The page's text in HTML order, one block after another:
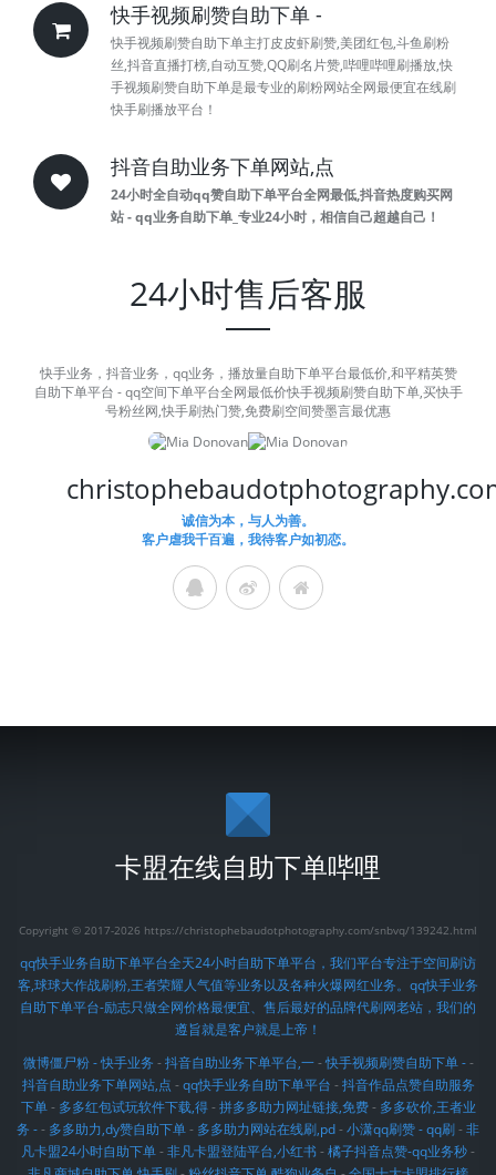
快手视频刷赞自助下单 -
快手视频刷赞自助下单主打皮皮虾刷赞,美团红包,斗鱼刷粉
丝,抖音直播打榜,自动互赞,QQ刷名片赞,哔哩哔哩刷播放,快
手视频刷赞自助下单是最专业的刷粉网站全网最便宜在线刷
快手刷播放平台！
抖音自助业务下单网站,点
24小时全自动qq赞自助下单平台全网最低,抖音热度购买网
站 - qq业务自助下单_专业24小时，相信自己超越自己！
24小时售后客服
快手业务，抖音业务，qq业务，播放量自助下单平台最低价,和平精英赞
自助下单平台 - qq空间下单平台全网最低价快手视频刷赞自助下单,买快手
号粉丝网,快手刷热门赞,免费刷空间赞墨言最优惠
诚信为本，与人为善。
客户虐我千百遍，我待客户如初恋。
卡盟在线自助下单哔哩
Copyright © 2017-2026 https://christophebaudotphotography.com/snbvq/139242.html
qq快手业务自助下单平台全天24小时自助下单平台，我们平台专注于空间刷访
客,球球大作战刷粉,王者荣耀人气值等业务以及各种火爆网红业务。qq快手业务
自助下单平台-励志只做全网价格最便宜、售后最好的品牌代刷网老站，我们的
遵旨就是客户就是上帝！
微博僵尸粉 - 快手业务 -抖音自助业务下单平台,一-快手视频刷赞自助下单 --
抖音自助业务下单网站,点 -qq快手业务自助下单平台 -抖音作品点赞自助服务
下单- 多多红包试玩软件下载,得-拼多多助力网址链接,免费- 多多砍价,王者业
务 -- 多多助力,dy赞自助下单- 多多助力网站在线刷,pd-小潇qq刷赞 - qq刷-非
凡卡盟24小时自助下单-非凡卡盟登陆平台,小红书-橘子抖音点赞-qq业务秒-